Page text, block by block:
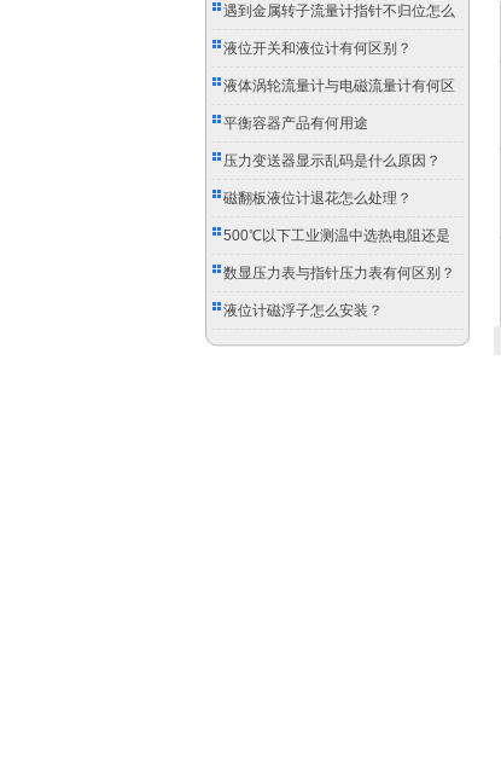
怎么办？
遇到金属转子流量计指针不归位怎么
办？
液位开关和液位计有何区别？
液体涡轮流量计与电磁流量计有何区
别？
平衡容器产品有何用途
压力变送器显示乱码是什么原因？
磁翻板液位计退花怎么处理？
500℃以下工业测温中选热电阻还是
双金属温度计？
数显压力表与指针压力表有何区别？
液位计磁浮子怎么安装？